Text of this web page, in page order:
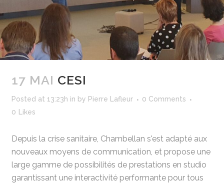
17 MAI CESI
Posted at 13:23h in by Pierre Lafleur
0 Comments
0
Likes
Depuis la crise sanitaire, Chambellan s'est adapté aux
nouveaux moyens de communication, et propose une
large gamme de possibilités de prestations en studio
garantissant une interactivité performante pour tous